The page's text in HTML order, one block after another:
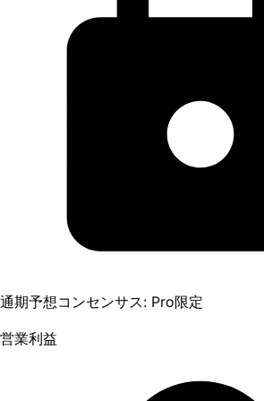
通期予想コンセンサス: Pro限定
営業利益